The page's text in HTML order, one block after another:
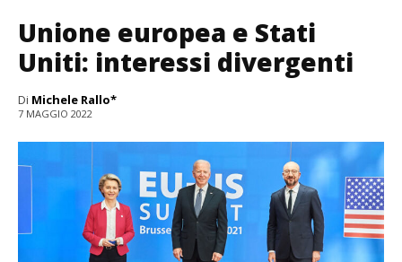
Unione europea e Stati
Uniti: interessi divergenti
Di Michele Rallo*
7 MAGGIO 2022